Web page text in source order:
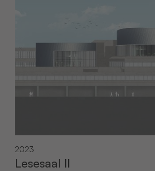
2023
Lesesaal II